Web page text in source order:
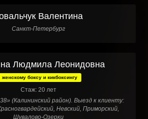
Валентина
Санкт-Петербург
Людмила Леонидовна
боксу и кикбоксингу
Стаж: 20 лет
(Калининский район). Выезд к клиенту:
Невский, Приморский,
Шувалово-Озерки